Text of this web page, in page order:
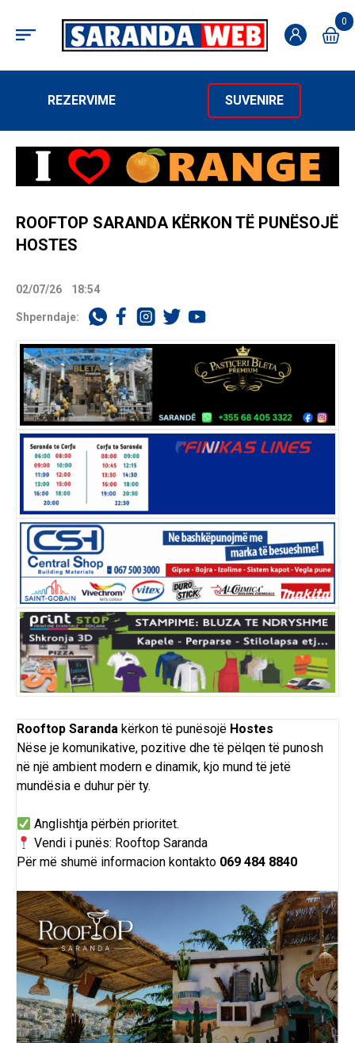
0
REZERVIME SUVENIRE
ROOFTOP SARANDA KËRKON TË PUNËSOJË
HOSTES
02/07/26 18:54
Shperndaje:
Rooftop Saranda kërkon të punësojë Hostes
Nëse je komunikative, pozitive dhe të pëlqen të punosh
në një ambient modern e dinamik, kjo mund të jetë
mundësia e duhur për ty.
Anglishtja përbën prioritet.
Vendi i punës: Rooftop Saranda
Për më shumë informacion kontakto 069 484 8840